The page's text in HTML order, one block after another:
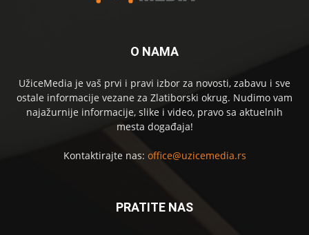
O NAMA
UžiceMedia je vaš prvi i pravi izbor za novosti, zabavu i sve
ostale informacije vezane za Zlatiborski okrug. Nudimo vam
najažurnije informacije, slike i video, pravo sa aktuelnih
mesta događaja!
Kontaktirajte nas: office@uzicemedia.rs
PRATITE NAS